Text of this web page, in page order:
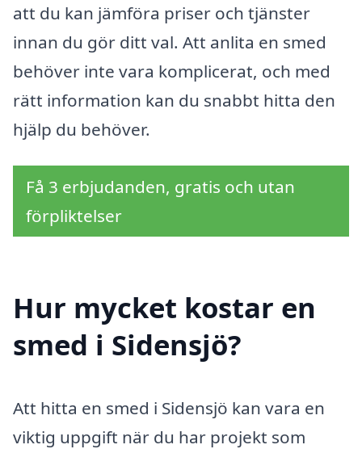
att du kan jämföra priser och tjänster
innan du gör ditt val. Att anlita en smed
behöver inte vara komplicerat, och med
rätt information kan du snabbt hitta den
hjälp du behöver.
Få 3 erbjudanden, gratis och utan
förpliktelser
Hur mycket kostar en
smed i Sidensjö?
Att hitta en smed i Sidensjö kan vara en
viktig uppgift när du har projekt som